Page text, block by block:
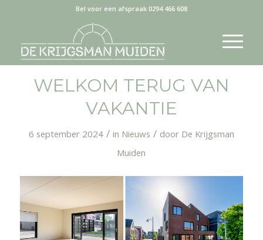
Bel voor een afspraak 0294 466 608
WELKOM TERUG VAN
VAKANTIE
6 september 2024 / in Nieuws / door De Krijgsman
Muiden